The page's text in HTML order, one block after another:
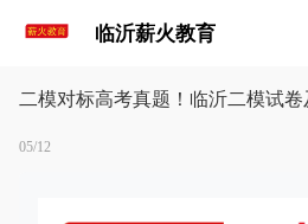
临沂薪火教育
二模对标高考真题！临沂二模试卷
05/12